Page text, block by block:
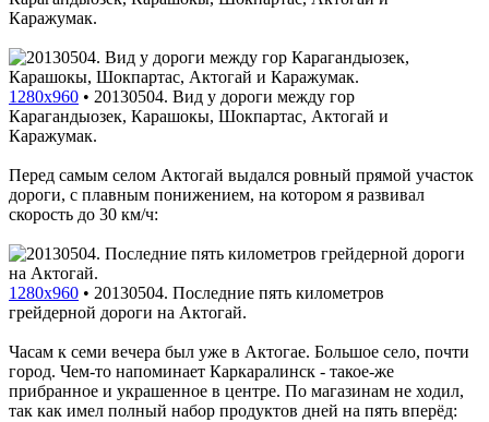
Каражумак.
1280x960 • 20130504. Вид у дороги между гор
Карагандыозек, Карашокы, Шокпартас, Актогай и
Каражумак.
Перед самым селом Актогай выдался ровный прямой участок
дороги, с плавным понижением, на котором я развивал
скорость до 30 км/ч:
1280x960 • 20130504. Последние пять километров
грейдерной дороги на Актогай.
Часам к семи вечера был уже в Актогае. Большое село, почти
город. Чем-то напоминает Каркаралинск - такое-же
прибранное и украшенное в центре. По магазинам не ходил,
так как имел полный набор продуктов дней на пять вперёд: